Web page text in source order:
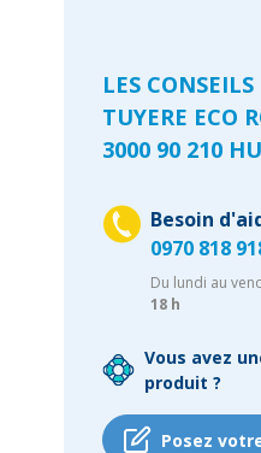
LES
TUYERE ECO
3000 90 210
Besoin
0970 818
Du lundi au
18 h
Vous avez
produit ?
Posez